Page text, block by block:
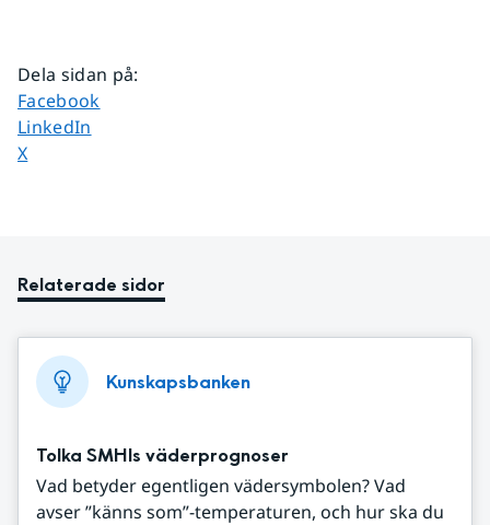
Dela sidan på:
Dela sidan på
Facebook
Dela sidan på
LinkedIn
Dela sidan på
X
Relaterade sidor
Kunskapsbanken
Tolka SMHIs väderprognoser
Vad betyder egentligen vädersymbolen? Vad
avser ”känns som”-temperaturen, och hur ska du